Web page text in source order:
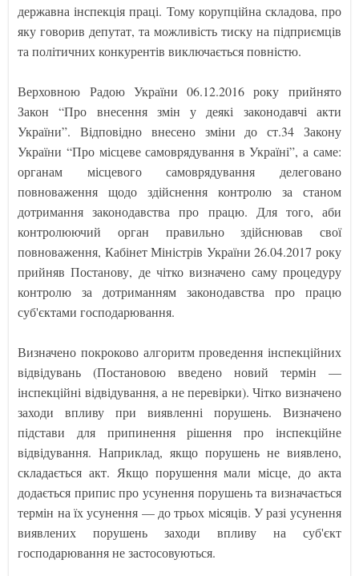
державна інспекція праці. Тому корупційна складова, про
яку говорив депутат, та можливість тиску на підприємців
та політичних конкурентів виключається повністю.
Верховною Радою України 06.12.2016 року прийнято
Закон “Про внесення змін у деякі законодавчі акти
України”. Відповідно внесено зміни до ст.34 Закону
України “Про місцеве самоврядування в Україні”, а саме:
органам місцевого самоврядування делеговано
повноваження щодо здійснення контролю за станом
дотримання законодавства про працю. Для того, аби
контролюючий орган правильно здійснював свої
повноваження, Кабінет Міністрів України 26.04.2017 року
прийняв Постанову, де чітко визначено саму процедуру
контролю за дотриманням законодавства про працю
суб'єктами господарювання.
Визначено покроково алгоритм проведення інспекційних
відвідувань (Постановою введено новий термін —
інспекційні відвідування, а не перевірки). Чітко визначено
заходи впливу при виявленні порушень. Визначено
підстави для припинення рішення про інспекційне
відвідування. Наприклад, якщо порушень не виявлено,
складається акт. Якщо порушення мали місце, до акта
додається припис про усунення порушень та визначається
термін на їх усунення — до трьох місяців. У разі усунення
виявлених порушень заходи впливу на суб'єкт
господарювання не застосовуються.